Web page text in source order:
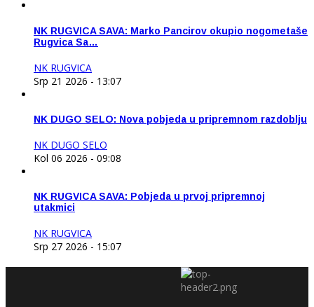
NK RUGVICA SAVA: Marko Pancirov okupio nogometaše
Rugvica Sa…
NK RUGVICA
Srp 21 2026 - 13:07
NK DUGO SELO: Nova pobjeda u pripremnom razdoblju
NK DUGO SELO
Kol 06 2026 - 09:08
NK RUGVICA SAVA: Pobjeda u prvoj pripremnoj
utakmici
NK RUGVICA
Srp 27 2026 - 15:07